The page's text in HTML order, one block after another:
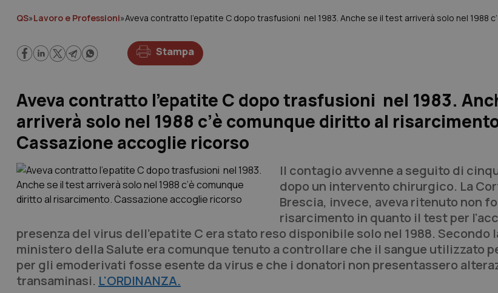
QS»Lavoro e Professioni»
Stampa
Aveva contratto l’epatite C dopo trasfusioni nel 1983.
arriverà solo nel 1988 c’è comunque diritto al
Cassazione accoglie ricorso
Il contagio avvenne a seguito di
dopo un intervento chirurgico. La
Brescia, invece, aveva ritenuto non
risarcimento in quanto il test per
presenza del virus dell'epatite C era stato reso disponibile solo nel 1988. Secondo
ministero della Salute era comunque tenuto a controllare che il sangue utilizzato
per gli emoderivati fosse esente da virus e che i donatori non presentassero
transaminasi. L'ORDINANZA.